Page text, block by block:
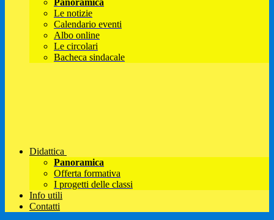
Panoramica
Le notizie
Calendario eventi
Albo online
Le circolari
Bacheca sindacale
Didattica
Panoramica
Offerta formativa
I progetti delle classi
Info utili
Contatti